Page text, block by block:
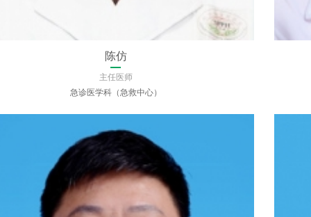
王晓珊
主任医师
肿瘤中心